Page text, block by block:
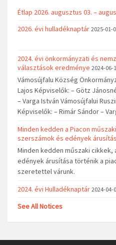
Étlap 2026. augusztus 03. –
2026. évi hulladéknaptár 2025-01-
2024. évi önkormányzati és
választások eredménye 2024-06-
Vámosújfalu Község
Lajos Képviselők: – Götz
– Varga István Vámosújfalui
Képviselők: – Rimár Sándor –
Minden kedden a Piacon
szerszámok és edények
Minden kedden műszaki
edények árusítása történik a
szeretettel várunk.
2024. évi Hulladéknaptár 2024-04-
See All Notices